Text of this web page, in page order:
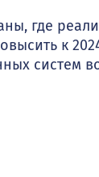
где
к
систем